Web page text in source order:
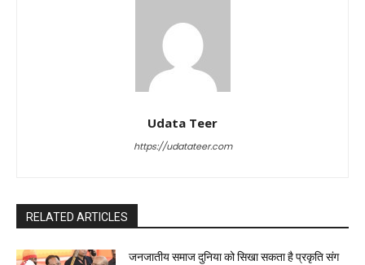
Udata Teer
https://udatateer.com
RELATED ARTICLES
जनजातीय समाज दुनिया को सिखा सकता है प्रकृति संग